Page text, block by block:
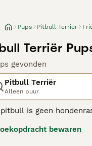
Pups Pitbull Terriër
Terriër
gevonden
Pitbull Terriër
Alleen puur
is geen
bewaren